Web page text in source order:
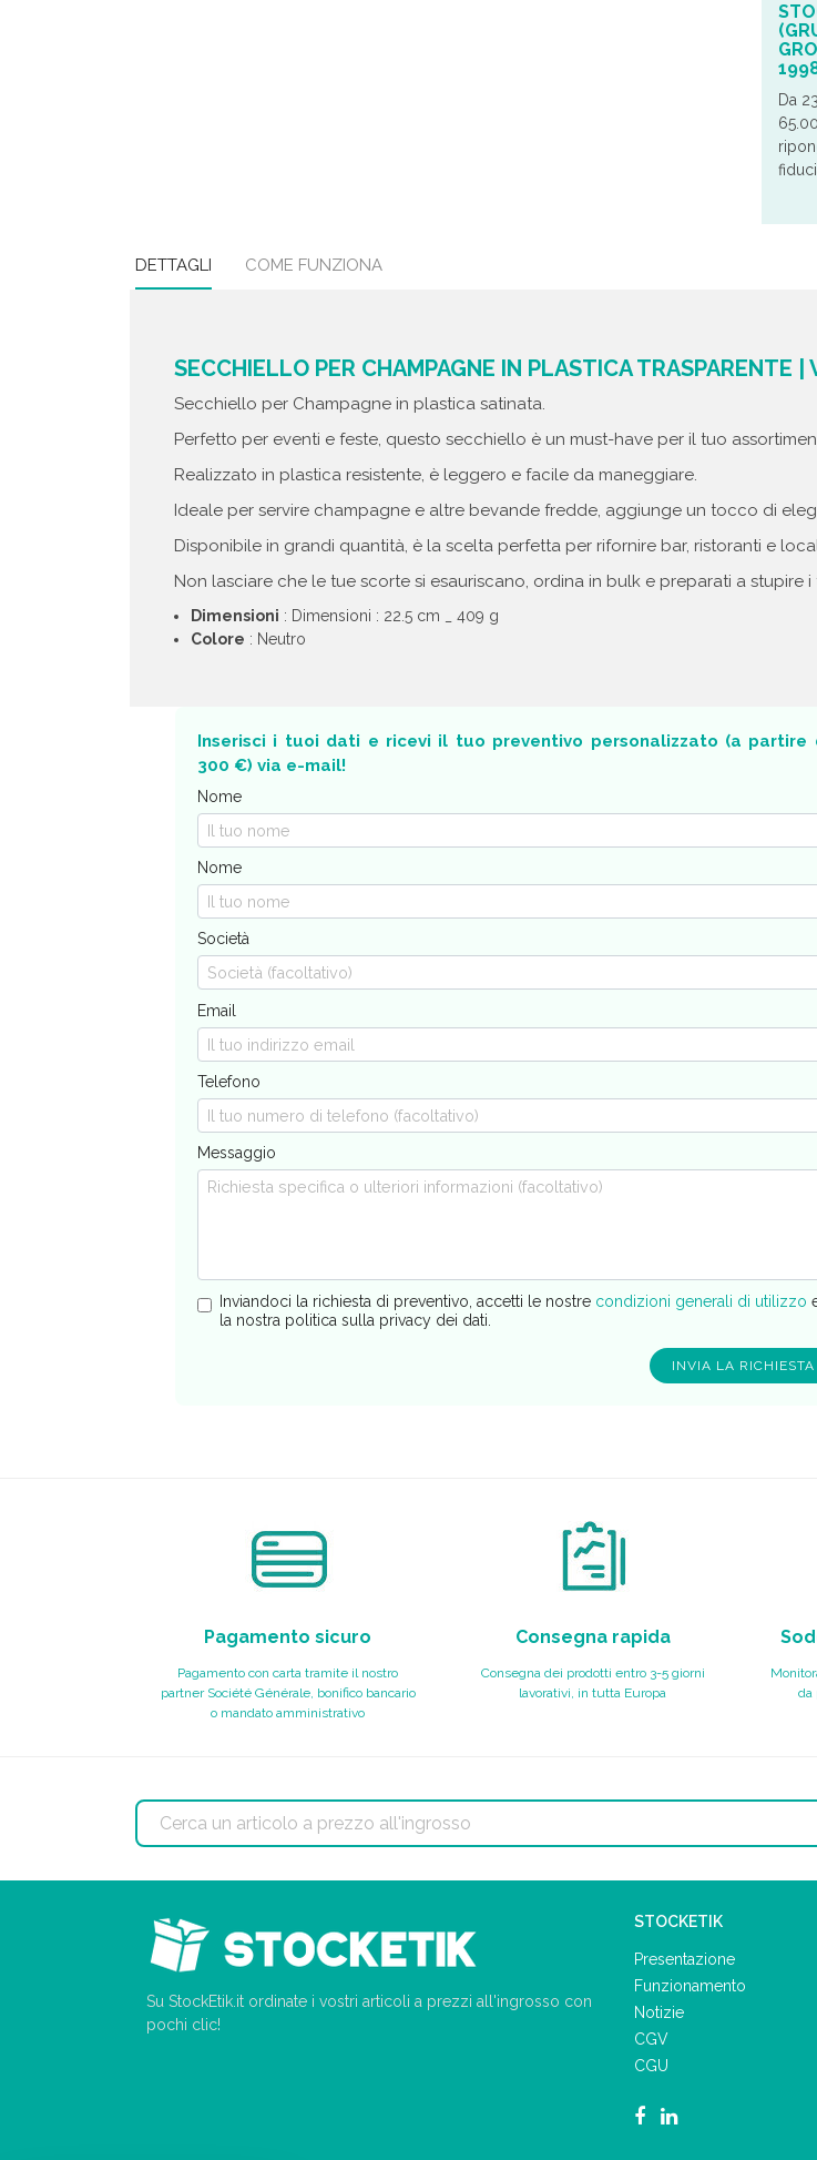
Da
DETTAGLI COME FUNZIONA
SECCHIELLO PER CHAMPAGNE IN PLASTICA TRASPARENTE |
Secchiello per Champagne in plastica satinata.
Perfetto per eventi e feste, questo secchiello è un must-have per il tuo
Realizzato in plastica resistente, è leggero e facile da maneggiare.
Ideale per servire champagne e altre bevande fredde, aggiunge un tocco di
Disponibile in grandi quantità, è la scelta perfetta per rifornire bar, ristoranti e
Non lasciare che le tue scorte si esauriscano, ordina in bulk e preparati a stupire i
Dimensioni : Dimensioni : 22.5 cm _ 409 g
Colore : Neutro
Inserisci i tuoi dati e ricevi il tuo preventivo personalizzato (a partire
300 €) via e-mail!
Nome
Nome
Società
Email
Telefono
Messaggio
Inviandoci la richiesta di preventivo, accetti le nostre condizioni generali di utilizzo
la nostra politica sulla privacy dei dati.
Pagamento sicuro
Pagamento con carta tramite il nostro
partner Société Générale, bonifico bancario
o mandato amministrativo
Consegna rapida
Consegna dei prodotti entro 3-5 giorni
lavorativi, in tutta Europa
da
Su StockEtik.it ordinate i vostri articoli a prezzi all'ingrosso con
pochi clic!
STOCKETIK
Presentazione
Funzionamento
Notizie
CGV
CGU